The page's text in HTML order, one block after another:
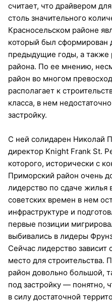
считает, что драйвером
столь значительного
Красносельском районе
который был сформирован
предыдущие годы, а также
района. По ее мнению,
район во многом
располагает к
класса, в нем
застройку.
С ней солидарен Николай
директор Knight Frank St.
которого, исторически с
Приморский район очень
лидерство по сдаче жилья
советских времен в нем
инфраструктуре и
первые позиции
выбивались в лидеры
Сейчас лидерство зависит
место для строительства.
район довольно большой,
под застройку — понятно,
в силу достаточной